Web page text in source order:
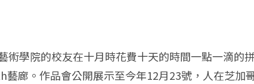
學院的校友在十月時花費十天的時間一點一滴的
廊。作品會公開展示至今年12月23號，人在芝加